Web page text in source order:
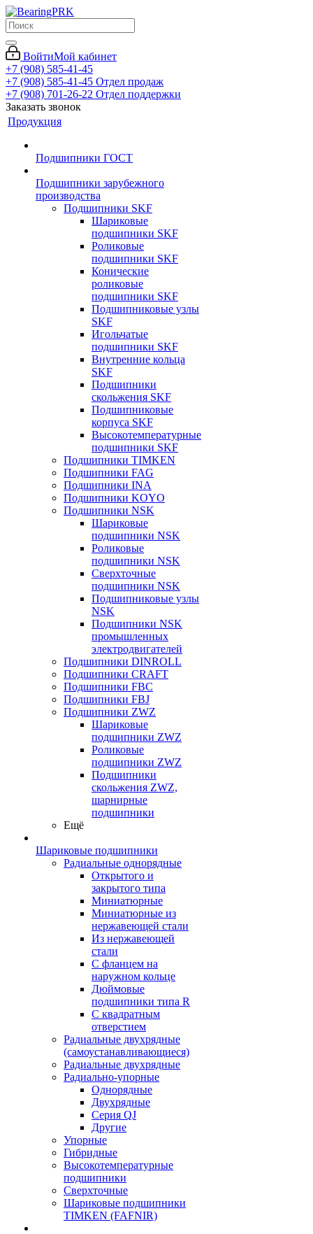
ВойтиМой кабинет
+7 (908) 585-41-45
+7 (908) 585-41-45 Отдел продаж
+7 (908) 701-26-22 Отдел поддержки
Заказать звонок
Продукция
Подшипники ГОСТ
Подшипники зарубежного
производства
Подшипники SKF
Шариковые
подшипники SKF
Роликовые
подшипники SKF
Конические
роликовые
подшипники SKF
Подшипниковые узлы
SKF
Игольчатые
подшипники SKF
Внутренние кольца
SKF
Подшипники
скольжения SKF
Подшипниковые
корпуса SKF
Высокотемпературные
подшипники SKF
Подшипники TIMKEN
Подшипники FAG
Подшипники INA
Подшипники KOYO
Подшипники NSK
Шариковые
подшипники NSK
Роликовые
подшипники NSK
Сверхточные
подшипники NSK
Подшипниковые узлы
NSK
Подшипники NSK
промышленных
электродвигателей
Подшипники DINROLL
Подшипники CRAFT
Подшипники FBC
Подшипники FBJ
Подшипники ZWZ
Шариковые
подшипники ZWZ
Роликовые
подшипники ZWZ
Подшипники
скольжения ZWZ,
шарнирные
подшипники
Ещё
Шариковые подшипники
Радиальные однорядные
Открытого и
закрытого типа
Миниатюрные
Миниатюрные из
нержавеющей стали
Из нержавеющей
стали
С фланцем на
наружном кольце
Дюймовые
подшипники типа R
С квадратным
отверстием
Радиальные двухрядные
(самоустанавливающиеся)
Радиальные двухрядные
Радиально-упорные
Однорядные
Двухрядные
Серия QJ
Другие
Упорные
Гибридные
Высокотемпературные
подшипники
Сверхточные
Шариковые подшипники
TIMKEN (FAFNIR)